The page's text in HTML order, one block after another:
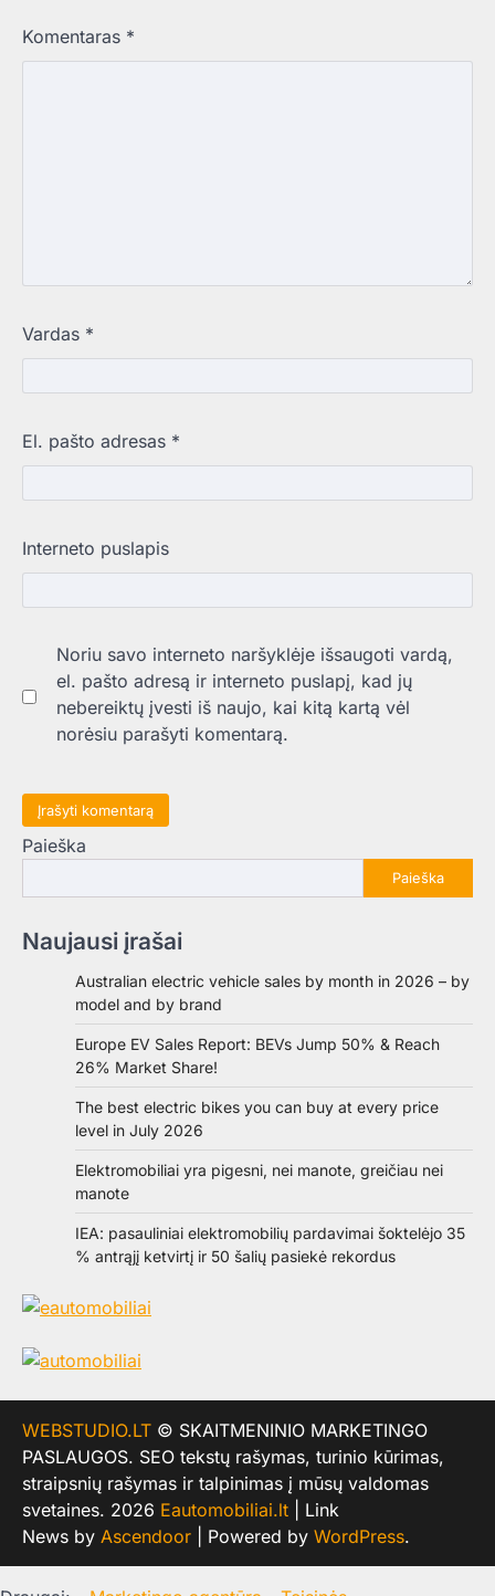
Komentaras *
Vardas *
El. pašto adresas *
Interneto puslapis
Noriu savo interneto naršyklėje išsaugoti vardą,
el. pašto adresą ir interneto puslapį, kad jų
nebereiktų įvesti iš naujo, kai kitą kartą vėl
norėsiu parašyti komentarą.
Paieška
Paieška
Naujausi įrašai
Australian electric vehicle sales by month in 2026 – by
model and by brand
Europe EV Sales Report: BEVs Jump 50% & Reach
26% Market Share!
The best electric bikes you can buy at every price
level in July 2026
Elektromobiliai yra pigesni, nei manote, greičiau nei
manote
IEA: pasauliniai elektromobilių pardavimai šoktelėjo 35
% antrąjį ketvirtį ir 50 šalių pasiekė rekordus
WEBSTUDIO.LT © SKAITMENINIO MARKETINGO
PASLAUGOS. SEO tekstų rašymas, turinio kūrimas,
straipsnių rašymas ir talpinimas į mūsų valdomas
svetaines. 2026 Eautomobiliai.lt | Link
News by Ascendoor | Powered by WordPress.